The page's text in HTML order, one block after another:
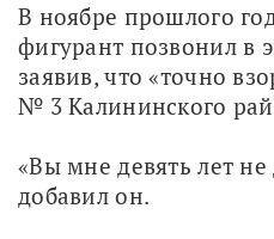
В ноябре прошлого
фигурант позвонил в
заявив, что «точно
№ 3 Калининского
«Вы мне девять лет
добавил он.